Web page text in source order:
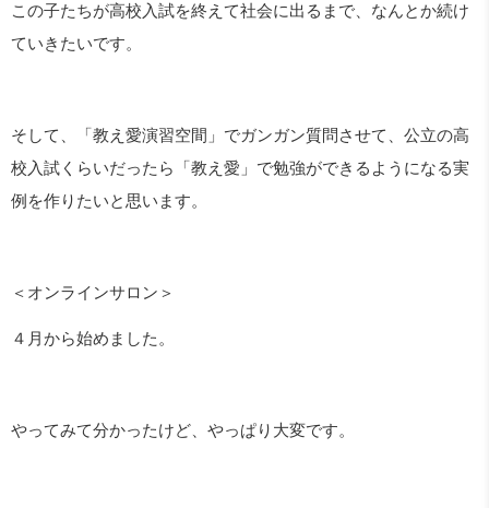
この子たちが高校入試を終えて社会に出るまで、なんとか続け
ていきたいです。
そして、「教え愛演習空間」でガンガン質問させて、公立の高
校入試くらいだったら「教え愛」で勉強ができるようになる実
例を作りたいと思います。
＜オンラインサロン＞
４月から始めました。
やってみて分かったけど、やっぱり大変です。